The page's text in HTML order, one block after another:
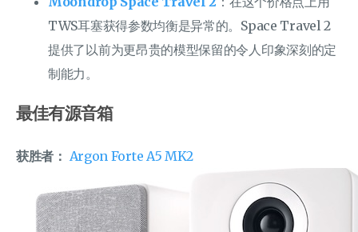
TWS耳塞获得参数均衡是异常的。Space Travel 2
提供了以前为更昂贵的模型保留的令人印象深刻的定
制能力。
最佳有源音箱
获胜者： Argon Forte A5 MK2